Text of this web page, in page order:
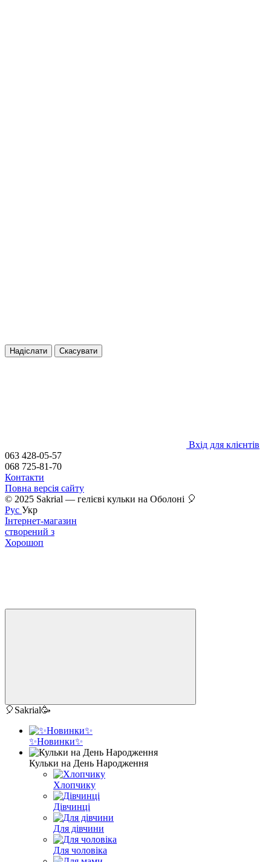
Надіслати Скасувати
Вхід для клієнтів
063 428-05-57
068 725-81-70
Контакти
Повна версія сайту
© 2025 Sakrial — гелієві кульки на Оболоні 🎈
Рус Укр
Інтернет-магазин
створений з
Хорошоп
🎈Sakrial🥳
✨Новинки✨
Кульки на День Народження
Хлопчику
Дівчинці
Для дівчини
Для чоловіка